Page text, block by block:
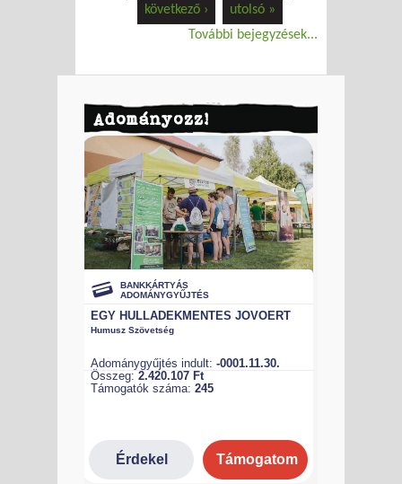
következő ›
utolsó »
További bejegyzések...
Adományozz!